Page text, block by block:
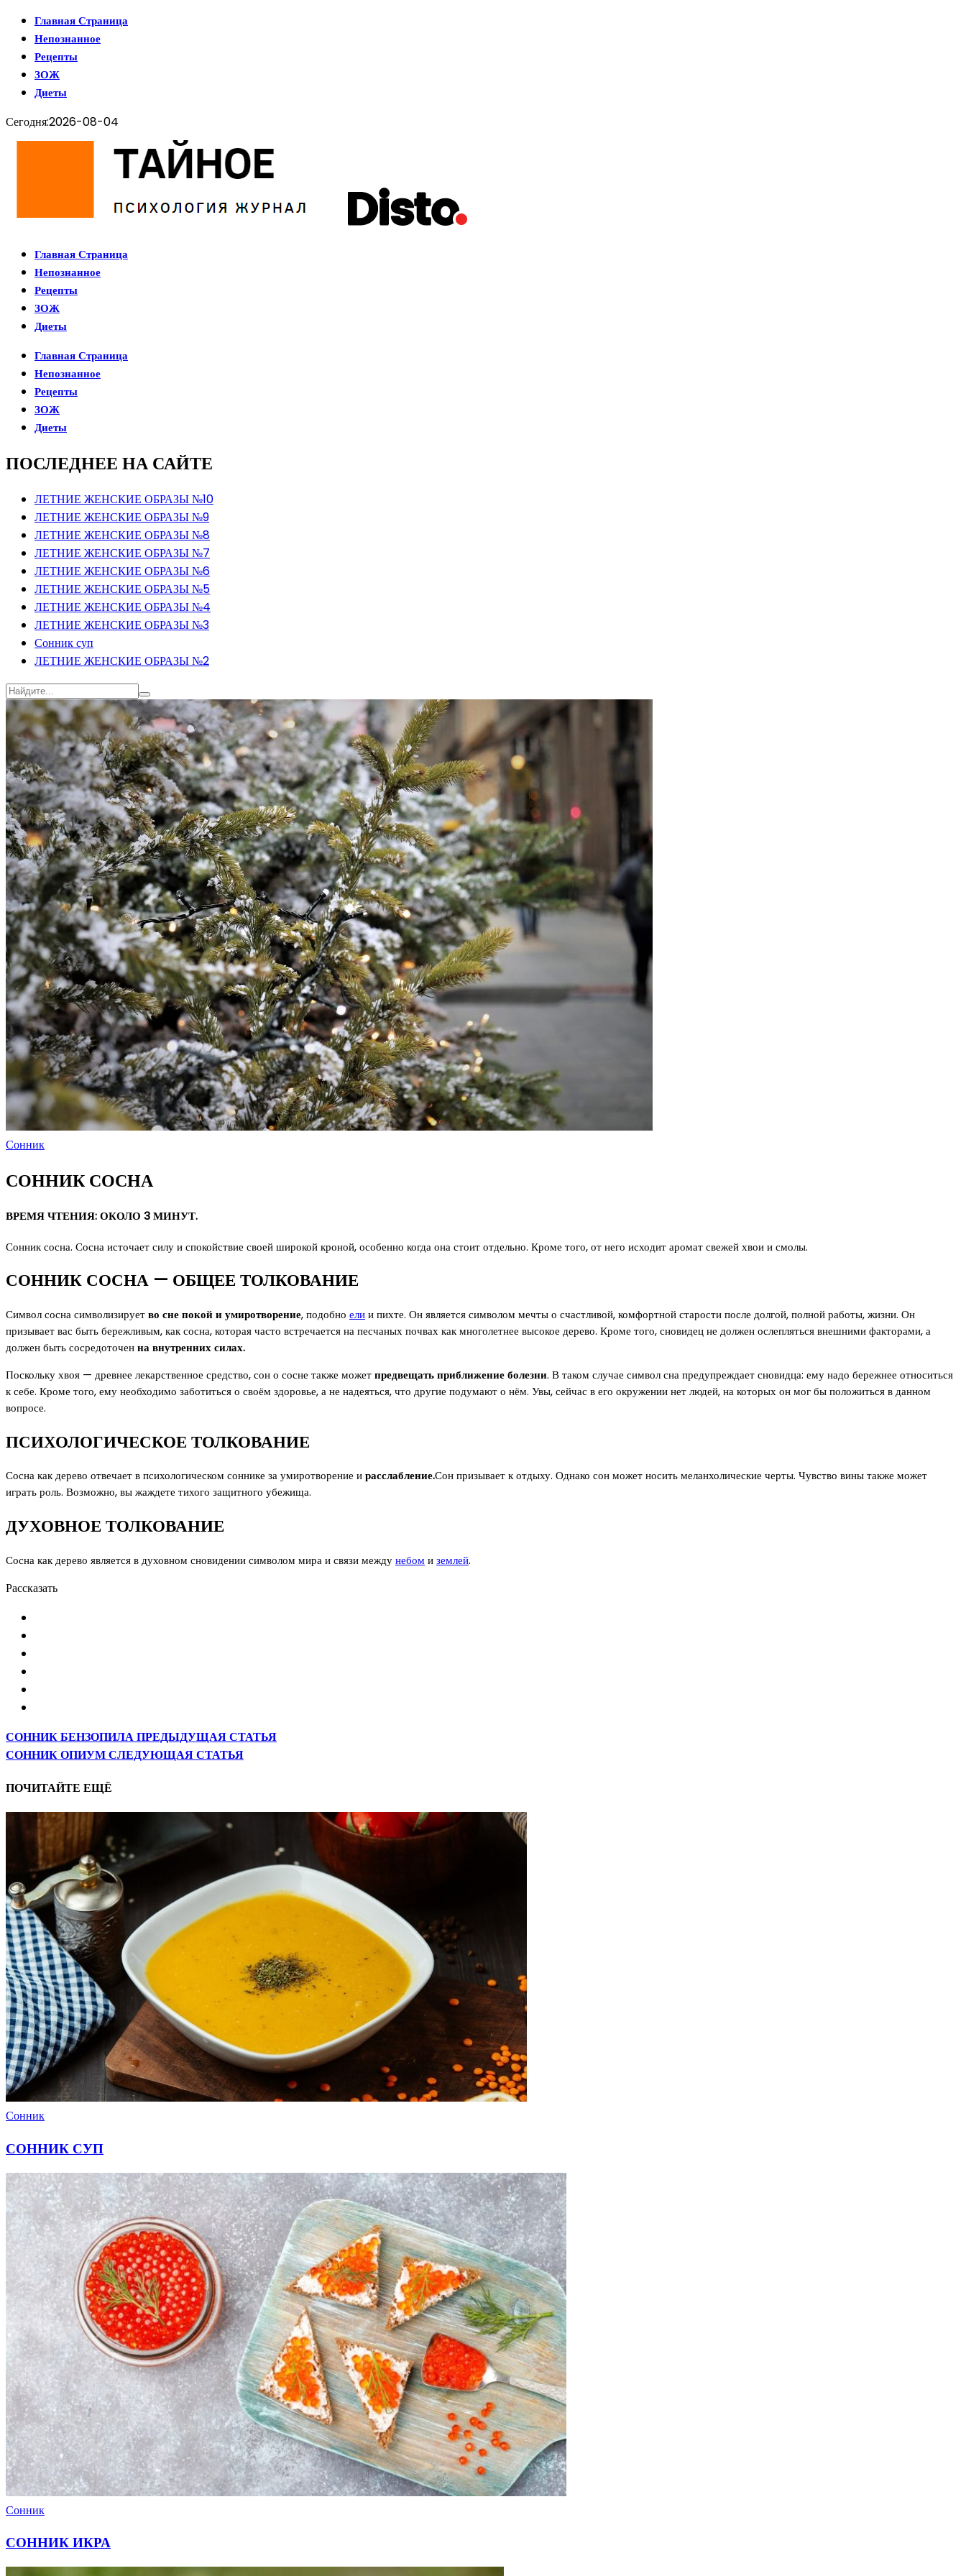
Главная Страница
Непознанное
Рецепты
ЗОЖ
Диеты
Сегодня:2026-08-04
Главная Страница
Непознанное
Рецепты
ЗОЖ
Диеты
Главная Страница
Непознанное
Рецепты
ЗОЖ
Диеты
ПОСЛЕДНЕЕ НА САЙТЕ
ЛЕТНИЕ ЖЕНСКИЕ ОБРАЗЫ №10
ЛЕТНИЕ ЖЕНСКИЕ ОБРАЗЫ №9
ЛЕТНИЕ ЖЕНСКИЕ ОБРАЗЫ №8
ЛЕТНИЕ ЖЕНСКИЕ ОБРАЗЫ №7
ЛЕТНИЕ ЖЕНСКИЕ ОБРАЗЫ №6
ЛЕТНИЕ ЖЕНСКИЕ ОБРАЗЫ №5
ЛЕТНИЕ ЖЕНСКИЕ ОБРАЗЫ №4
ЛЕТНИЕ ЖЕНСКИЕ ОБРАЗЫ №3
Сонник суп
ЛЕТНИЕ ЖЕНСКИЕ ОБРАЗЫ №2
Сонник
СОННИК СОСНА
ВРЕМЯ ЧТЕНИЯ: ОКОЛО 3 МИНУТ.
Сонник сосна. Сосна источает силу и спокойствие своей широкой кроной, особенно когда она стоит отдельно. Кроме того, от него исходит аромат свежей хвои и смолы.
СОННИК СОСНА — ОБЩЕЕ ТОЛКОВАНИЕ
Символ сосна символизируетво сне покой и умиротворение, подобно елии пихте. Он является символом мечты о счастливой, комфортной старости после долгой, полной работы, жизни. Он
призывает вас быть бережливым, как сосна, которая часто встречается на песчаных почвах как многолетнее высокое дерево. Кроме того, сновидец не должен ослепляться внешними факторами, а
должен быть сосредоточенна внутренних силах.
Поскольку хвоя — древнее лекарственное средство, сон о сосне также можетпредвещать приближение болезни. В таком случае символ сна предупреждает сновидца: ему надо бережнее относиться
к себе. Кроме того, ему необходимо заботиться о своём здоровье, а не надеяться, что другие подумают о нём. Увы, сейчас в его окружении нет людей, на которых он мог бы положиться в данном
вопросе.
ПСИХОЛОГИЧЕСКОЕ ТОЛКОВАНИЕ
Сосна как дерево отвечает в психологическом соннике за умиротворение ирасслабление.Сон призывает к отдыху. Однако сон может носить меланхолические черты. Чувство вины также может
играть роль. Возможно, вы жаждете тихого защитного убежища.
ДУХОВНОЕ ТОЛКОВАНИЕ
Сосна как дерево является в духовном сновидении символом мира и связи междунебом иземлей.
Рассказать
СОННИК БЕНЗОПИЛАПРЕДЫДУЩАЯ СТАТЬЯ
СОННИК ОПИУМСЛЕДУЮЩАЯ СТАТЬЯ
ПОЧИТАЙТЕ ЕЩЁ
Сонник
СОННИК СУП
Сонник
СОННИК ИКРА